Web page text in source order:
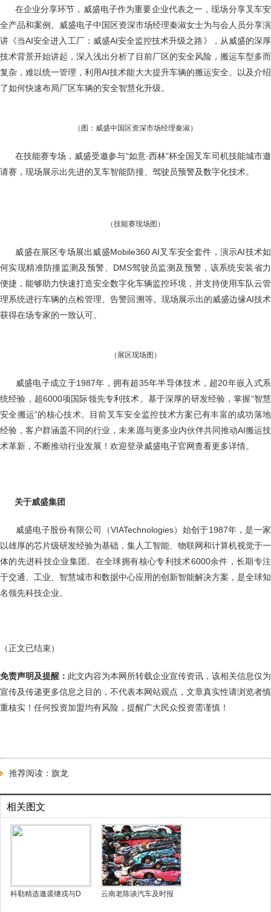
在企业分享环节，威盛电子作为重要企业代表之一，现场分享叉车安
全产品和案例。威盛电子中国区资深市场经理秦淑女士为与会人员分享演
讲《当AI安全进入工厂：威盛AI安全监控技术升级之路》，从威盛的深厚
技术背景开始讲起，深入浅出分析了目前厂区的安全风险，搬运车型多而
复杂，难以统一管理，利用AI技术能大大提升车辆的搬运安全。以及介绍
了如何快速布局厂区车辆的安全智慧化升级。
（图：威盛中国区资深市场经理秦淑）
在技能赛专场，威盛受邀参与“如意·西林”杯全国叉车司机技能城市邀
请赛，现场展示出先进的叉车智能防撞、驾驶员预警及数字化技术。
（技能赛现场图）
威盛在展区专场展出威盛Mobile360 AI叉车安全套件，演示AI技术如
何实现精准防撞监测及预警、DMS驾驶员监测及预警，该系统安装省力
便捷，能够助力快速打造安全数字化车辆监控环境，并支持使用车队云管
理系统进行车辆的点检管理、告警回溯等。现场展示出的威盛边缘AI技术
获得在场专家的一致认可。
（展区现场图）
威盛电子成立于1987年，拥有超35年半导体技术，超20年嵌入式系
统经验，超6000项国际领先专利技术。基于深厚的研发经验，掌握“智慧
安全搬运”的核心技术。目前叉车安全监控技术方案已有丰富的成功落地
经验，客户群涵盖不同的行业，未来愿与更多业内伙伴共同推动AI搬运技
术革新，不断推动行业发展！欢迎登录威盛电子官网查看更多详情。
关于威盛集团
威盛电子股份有限公司（VIATechnologies）始创于1987年，是一家
以雄厚的芯片级研发经验为基础，集人工智能、物联网和计算机视觉于一
体的先进科技企业集团。在全球拥有核心专利技术6000余件，长期专注
于交通、工业、智慧城市和数据中心应用的创新智能解决方案，是全球知
名领先科技企业。
（正文已结束）
免责声明及提醒： 此文内容为本网所转载企业宣传资讯，该相关信息仅为
宣传及传递更多信息之目的，不代表本网站观点，文章真实性请浏览者慎
重核实！任何投资加盟均有风险，提醒广大民众投资需谨慎！
推荐阅读： 旗龙
相关图文
科勒精选邀裘继戎与D 云南老陈谈汽车及时报